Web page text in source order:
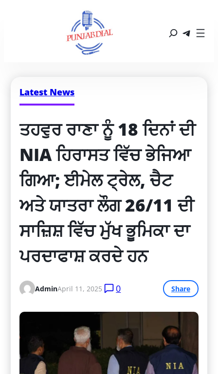
Latest News
ਤਹਵੁਰ ਰਾਣਾ ਨੂੰ 18 ਦਿਨਾਂ ਦੀ
NIA ਹਿਰਾਸਤ ਵਿੱਚ ਭੇਜਿਆ
ਗਿਆ; ਈਮੇਲ ਟ੍ਰੇਲ, ਚੈਟ
ਅਤੇ ਯਾਤਰਾ ਲੌਗ 26/11 ਦੀ
ਸਾਜ਼ਿਸ਼ ਵਿੱਚ ਮੁੱਖ ਭੂਮਿਕਾ ਦਾ
ਪਰਦਾਫਾਸ਼ ਕਰਦੇ ਹਨ
AdminApril 11, 2025 0 Share